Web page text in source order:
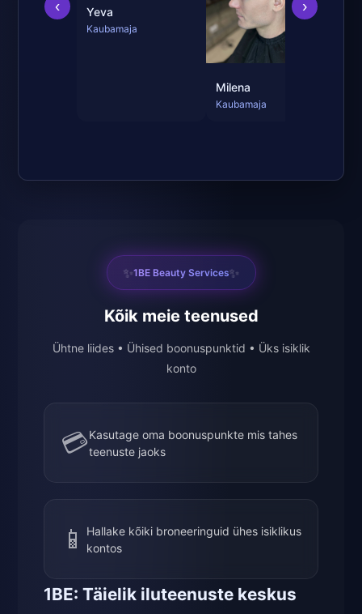
‹ Yeva
Kaubamaja
Milena
Kaubamaja
›
✨1BE Beauty Services✨
Kõik meie teenused
Ühtne liides • Ühised boonuspunktid • Üks isiklik
konto
💳Kasutage oma boonuspunkte mis tahes
teenuste jaoks
📱
Hallake kõiki broneeringuid ühes isiklikus
kontos
1BE: Täielik iluteenuste keskus